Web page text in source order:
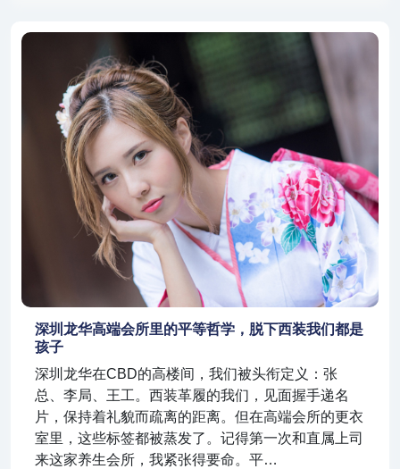
深圳龙华高端会所里的平等哲学，脱下西装我们都是
孩子
深圳龙华在CBD的高楼间，我们被头衔定义：张
总、李局、王工。西装革履的我们，见面握手递名
片，保持着礼貌而疏离的距离。但在高端会所的更衣
室里，这些标签都被蒸发了。记得第一次和直属上司
来这家养生会所，我紧张得要命。平…